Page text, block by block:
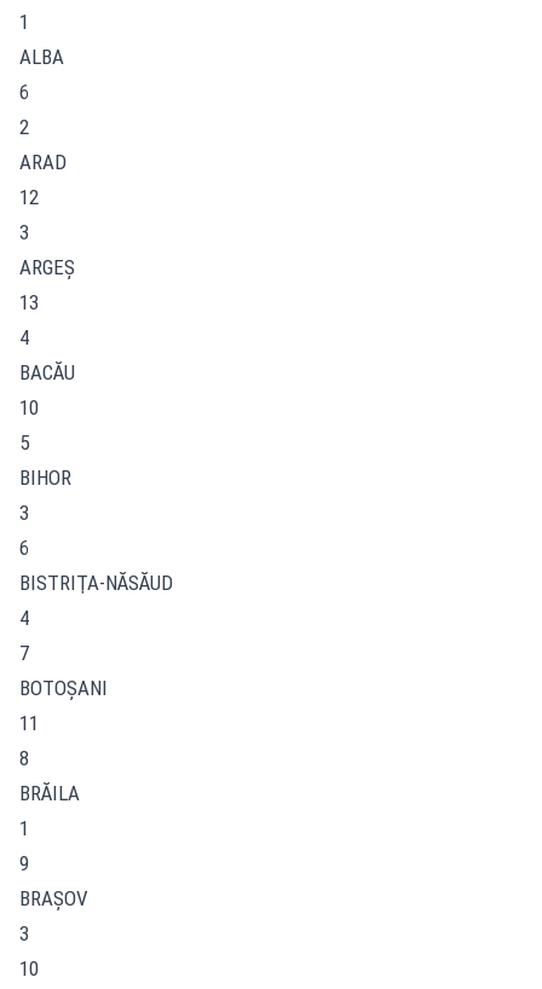
1
ALBA
6
2
ARAD
12
3
ARGEŞ
13
4
BACĂU
10
5
BIHOR
3
6
BISTRIŢA-NĂSĂUD
4
7
BOTOŞANI
11
8
BRĂILA
1
9
BRAŞOV
3
10